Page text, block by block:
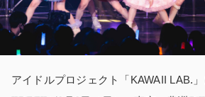
アイドルプロジェクト「KAWAII LAB.